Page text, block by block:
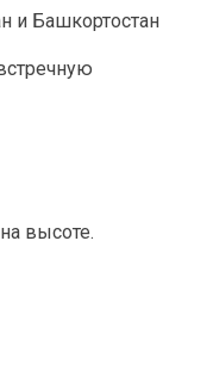
и Башкортостан
высоте.